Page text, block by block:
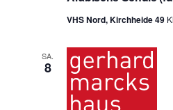
VHS Nord, Kirchheide 49
SA.
8